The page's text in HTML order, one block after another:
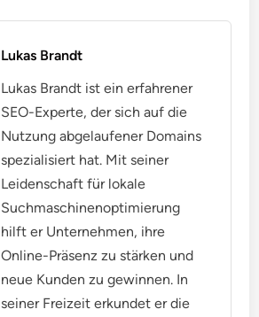
Lukas Brandt
Lukas Brandt ist ein erfahrener
SEO-Experte, der sich auf die
Nutzung abgelaufener Domains
spezialisiert hat. Mit seiner
Leidenschaft für lokale
Suchmaschinenoptimierung
hilft er Unternehmen, ihre
Online-Präsenz zu stärken und
neue Kunden zu gewinnen. In
seiner Freizeit erkundet er die